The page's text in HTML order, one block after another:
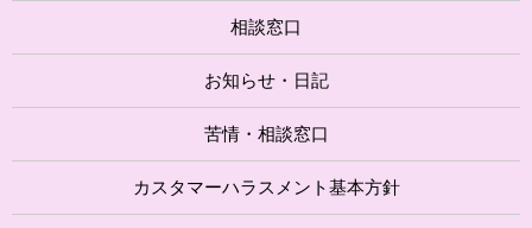
相談窓口
お知らせ・日記
苦情・相談窓口
カスタマーハラスメント基本方針